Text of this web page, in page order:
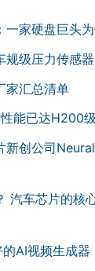
一家硬盘巨头
规级压力传感
家汇总清单
能已达H200
新创公司
汽车芯片的核
AI视频生成器